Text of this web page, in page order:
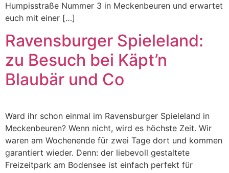
Humpisstraße Nummer 3 in Meckenbeuren und erwartet
euch mit einer […]
Ravensburger Spieleland:
zu Besuch bei Käpt’n
Blaubär und Co
Ward ihr schon einmal im Ravensburger Spieleland in
Meckenbeuren? Wenn nicht, wird es höchste Zeit. Wir
waren am Wochenende für zwei Tage dort und kommen
garantiert wieder. Denn: der liebevoll gestaltete
Freizeitpark am Bodensee ist einfach perfekt für